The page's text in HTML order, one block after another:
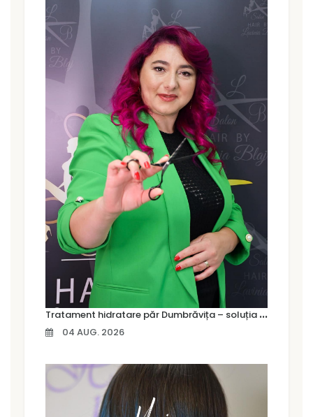
T
ratament hidratare păr Dumbrăvița – soluția pentru un păr moale, strălucitor și sănătos
04 AUG. 2026